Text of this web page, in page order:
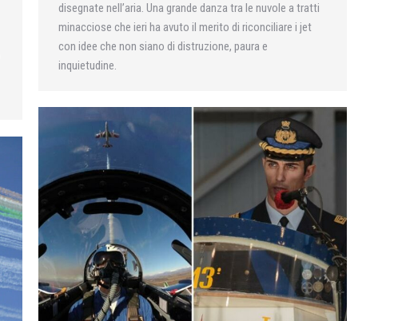
disegnate nell’aria. Una grande danza tra le nuvole a tratti
minacciose che ieri ha avuto il merito di riconciliare i jet
con idee che non siano di distruzione, paura e
inquietudine.